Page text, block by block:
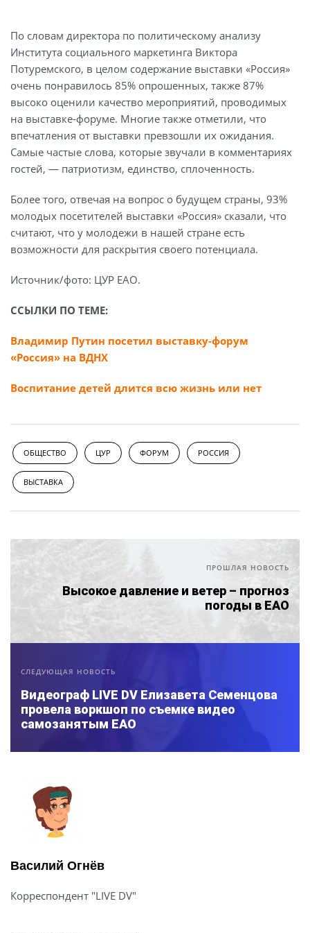
По словам директора по политическому анализу
Института социального маркетинга Виктора
Потуремского, в целом содержание выставки «Россия»
очень понравилось 85% опрошенных, также 87%
высоко оценили качество мероприятий, проводимых
на выставке-форуме. Многие также отметили, что
впечатления от выставки превзошли их ожидания.
Самые частые слова, которые звучали в комментариях
гостей, — патриотизм, единство, сплоченность.
Более того, отвечая на вопрос о будущем страны, 93%
молодых посетителей выставки «Россия» сказали, что
считают, что у молодежи в нашей стране есть
возможности для раскрытия своего потенциала.
Источник/фото: ЦУР ЕАО.
ССЫЛКИ ПО ТЕМЕ:
Владимир Путин посетил выставку-форум
«Россия» на ВДНХ
Воспитание детей длится всю жизнь или нет
ОБЩЕСТВО ЦУР ФОРУМ РОССИЯ
ВЫСТАВКА
ПРОШЛАЯ НОВОСТЬ
Высокое давление и ветер – прогноз
погоды в ЕАО
СЛЕДУЮЩАЯ НОВОСТЬ
Видеограф LIVE DV Елизавета Семенцова
провела воркшоп по съемке видео
самозанятым ЕАО
Василий Огнёв
Корреспондент "LIVE DV"